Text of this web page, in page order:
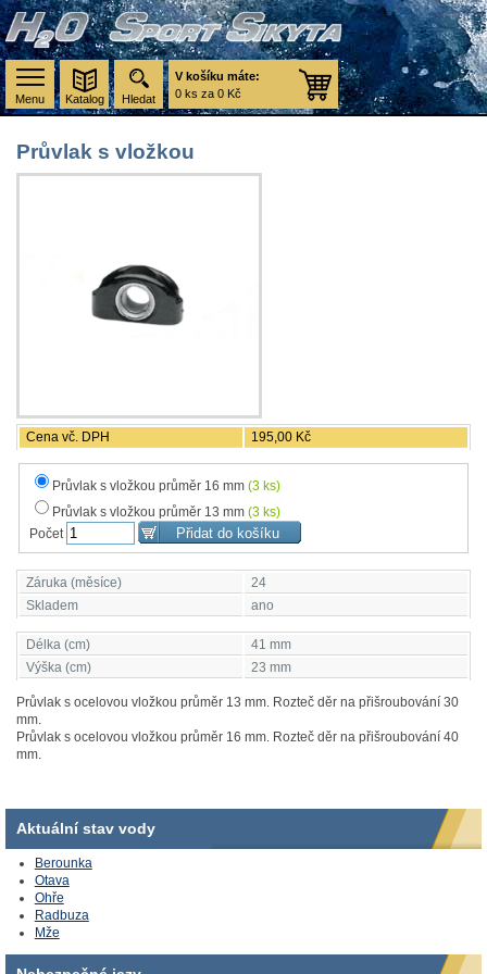
Menu
V košíku máte:
0 ks za 0 Kč
Hledat
Průvlak s vložkou
Cena vč. DPH 195,00 Kč
Průvlak s vložkou průměr 16 mm (3 ks)
Průvlak s vložkou průměr 13 mm (3 ks)
Počet
Záruka (měsíce)
24
Skladem
ano
Délka (cm)
41 mm
Výška (cm)
23 mm
Průvlak s ocelovou vložkou průměr 13 mm. Rozteč děr na přišroubování 30
mm.
Průvlak s ocelovou vložkou průměr 16 mm. Rozteč děr na přišroubování 40
mm.
Katalog
Aktuální stav vody
Berounka
Otava
Ohře
Radbuza
Mže